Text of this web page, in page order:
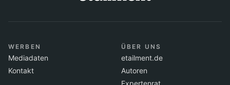
WERBEN
Mediadaten
Kontakt
ÜBER UNS
etailment.de
Autoren
Expertenrat